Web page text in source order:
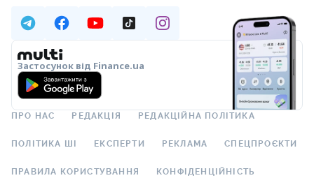
Застосунок від Finance.ua
ПРО НАС РЕДАКЦІЯ РЕДАКЦІЙНА ПОЛІТИКА
ПОЛІТИКА ШІ ЕКСПЕРТИ РЕКЛАМА СПЕЦПРОЄКТИ
ПРАВИЛА КОРИСТУВАННЯ КОНФІДЕНЦІЙНІСТЬ